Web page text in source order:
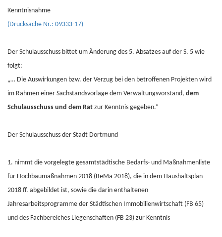
Kenntnisnahme
(Drucksache Nr.: 09333-17)
Der Schulausschuss bittet um Änderung des 5. Absatzes auf der S. 5 wie
folgt:
„… Die Auswirkungen bzw. der Verzug bei den betroffenen Projekten wird
im Rahmen einer Sachstandsvorlage dem Verwaltungsvorstand, dem
Schulausschuss und dem Rat zur Kenntnis gegeben.“
Der Schulausschuss der Stadt Dortmund
1. nimmt die vorgelegte gesamtstädtische Bedarfs- und Maßnahmenliste
für Hochbaumaßnahmen 2018 (BeMa 2018), die in dem Haushaltsplan
2018 ff. abgebildet ist, sowie die darin enthaltenen
Jahresarbeitsprogramme der Städtischen Immobilienwirtschaft (FB 65)
und des Fachbereiches Liegenschaften (FB 23) zur Kenntnis